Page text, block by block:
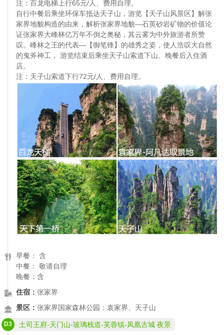
注：百龙电梯上行65元/人、费用自理。
自行中餐后乘坐环保车抵达天子山，游览【天子山风景区】解张
家界地貌构造的由来，解析张家界地貌—石英砂岩矿物的价值论
证张家界大峰林亿万年不倒之奥秘，其云雾为中外旅游者所赞
叹。峰林之王的代表—【御笔锋】的雄秀之姿，使人浩叹大自然
的鬼斧神工， 游览结束后乘坐天子山索道下山、晚餐后入住酒
店。
注：天子山索道下行72元/人、费用自理。
早餐： 含
中餐： 敬请自理
晚餐：含
住宿： 张家界
景区： 张家界国家森林公园：袁家界、天子山
D3 土司王府-天门山-玻璃栈道-芙蓉镇-凤凰古城 夜景